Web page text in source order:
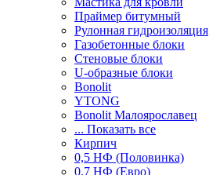
Праймер битумный
Рулонная гидроизоляция
Газобетонные блоки
Стеновые блоки
U-образные блоки
Bonolit
YTONG
Bonolit Малоярославец
... Показать все
Кирпич
0,5 НФ (Половинка)
0,7 НФ (Евро)